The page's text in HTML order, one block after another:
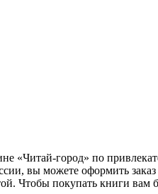
«Читай-город» по
вы можете оформить
Чтобы покупать книги